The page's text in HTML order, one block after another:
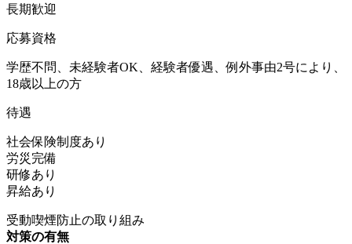
長期歓迎
応募資格
学歴不問、未経験者OK、経験者優遇、例外事由2号により、
18歳以上の方
待遇
社会保険制度あり
労災完備
研修あり
昇給あり
受動喫煙防止の取り組み
対策の有無